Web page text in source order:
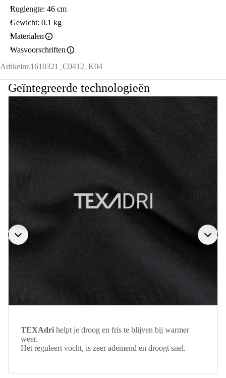
Ruglengte: 46 cm
Gewicht: 0.1 kg
Materialen
Wasvoorschriften
Artikelnr.1610321_C0412_K04
Geïntegreerde technologieën
TEXAdri helpt je droog en fris te blijven bij warmer
weer.
Het reguleert vocht, is zeer ademend en droogt snel.